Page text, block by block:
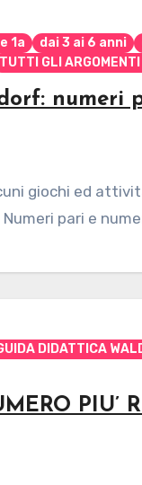
1a dai 3 ai 6 anni
TUTTI GLI
numeri
giochi ed
pari e
DIDATTICA
PIU’